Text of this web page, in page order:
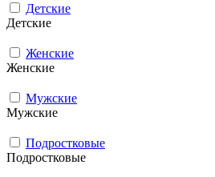
Детские
Детские
Женские
Женские
Мужcкие
Мужcкие
Подростковые
Подростковые